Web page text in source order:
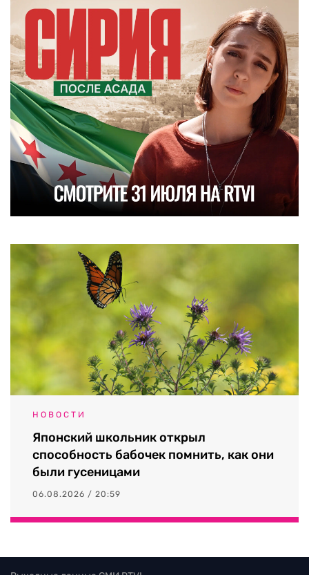
НОВОСТИ
Японский школьник открыл
способность бабочек помнить, как они
были гусеницами
06.08.2026 / 20:59